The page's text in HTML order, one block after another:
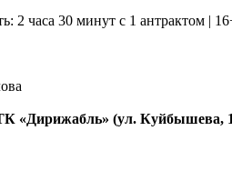
2 часа 30 минут с 1 антрактом |
«Дирижабль» (ул. Куйбышева,